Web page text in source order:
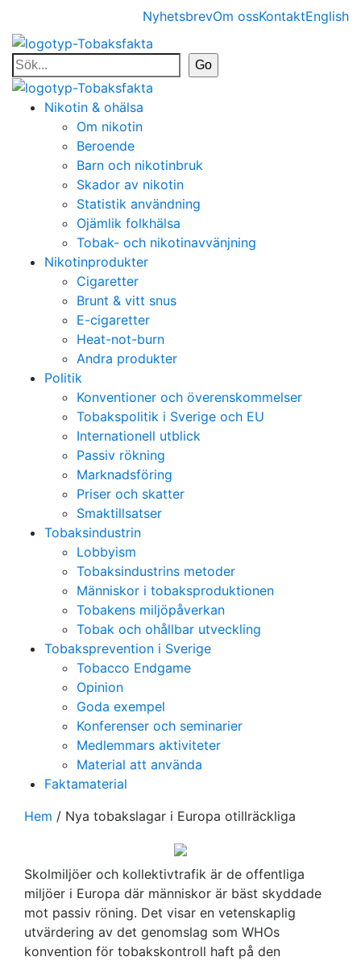
NyhetsbrevOm ossKontaktEnglish
Nikotin & ohälsa
Om nikotin
Beroende
Barn och nikotinbruk
Skador av nikotin
Statistik användning
Ojämlik folkhälsa
Tobak- och nikotinavvänjning
Nikotinprodukter
Cigaretter
Brunt & vitt snus
E-cigaretter
Heat-not-burn
Andra produkter
Politik
Konventioner och överenskommelser
Tobakspolitik i Sverige och EU
Internationell utblick
Passiv rökning
Marknadsföring
Priser och skatter
Smaktillsatser
Tobaksindustrin
Lobbyism
Tobaksindustrins metoder
Människor i tobaksproduktionen
Tobakens miljöpåverkan
Tobak och ohållbar utveckling
Tobaksprevention i Sverige
Tobacco Endgame
Opinion
Goda exempel
Konferenser och seminarier
Medlemmars aktiviteter
Material att använda
Faktamaterial
Hem / Nya tobakslagar i Europa otillräckliga
Skolmiljöer och kollektivtrafik är de offentliga
miljöer i Europa där människor är bäst skyddade
mot passiv röning. Det visar en vetenskaplig
utvärdering av det genomslag som WHOs
konvention för tobakskontroll haft på den